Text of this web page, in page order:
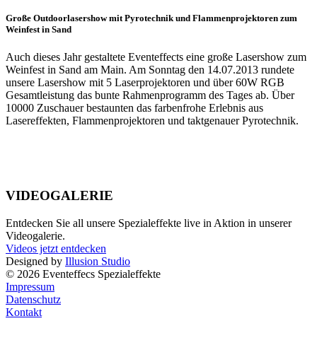
Große Outdoorlasershow mit Pyrotechnik und Flammenprojektoren zum
Weinfest in Sand
Auch dieses Jahr gestaltete Eventeffects eine große Lasershow zum
Weinfest in Sand am Main. Am Sonntag den 14.07.2013 rundete
unsere Lasershow mit 5 Laserprojektoren und über 60W RGB
Gesamtleistung das bunte Rahmenprogramm des Tages ab. Über
10000 Zuschauer bestaunten das farbenfrohe Erlebnis aus
Lasereffekten, Flammenprojektoren und taktgenauer Pyrotechnik.
VIDEOGALERIE
Entdecken Sie all unsere Spezialeffekte live in Aktion in unserer
Videogalerie.
Videos jetzt entdecken
Designed by Illusion Studio
© 2026 Eventeffecs Spezialeffekte
Impressum
Datenschutz
Kontakt